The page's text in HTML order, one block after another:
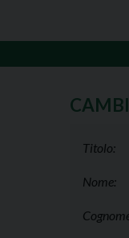
Titolo:
Nome: